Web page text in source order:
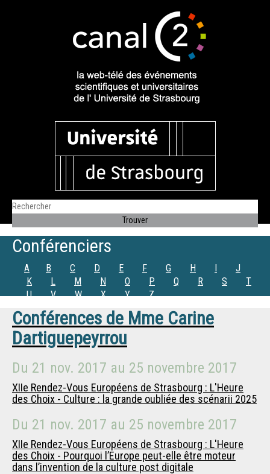
Conférenciers
A B C D E F G H I
J
K
L M N O P Q R S
T
U
V W X Y Z
Conférences de Mme Carine
Dartiguepeyrrou
Du 21 nov. 2017 au 25 novembre 2017
XIIe Rendez-Vous Européens de Strasbourg : L'Heure
des Choix - Culture : la grande oubliée des scénarii 2025
Du 21 nov. 2017 au 25 novembre 2017
XIIe Rendez-Vous Européens de Strasbourg : L'Heure
des Choix - Pourquoi l’Europe peut-elle être moteur
dans l’invention de la culture post digitale